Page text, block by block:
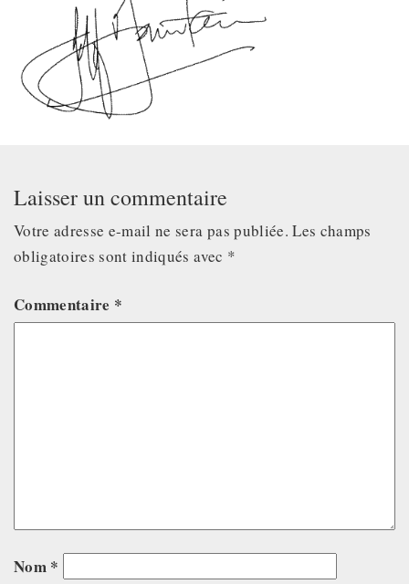
Laisser un commentaire
Votre adresse e-mail ne sera pas publiée. Les champs
obligatoires sont indiqués avec *
Commentaire *
Nom *